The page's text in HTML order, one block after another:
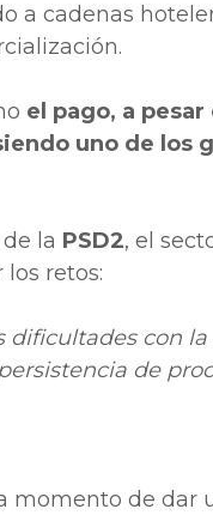
a cadenas
el pago, a
uno de los
la PSD2, el
retos:
dificultades con
de
momento de dar